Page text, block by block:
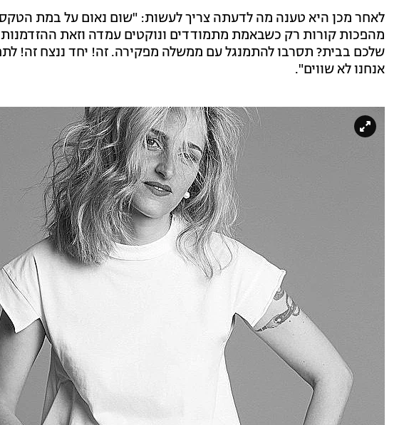
לאחר מכן היא טענה מה לדעתה צריך לעשות: "שום נאום על במת
מהפכות קורות רק כשבאמת מתמודדים ונוקטים עמדה וזאת
שלכם בבית? תסרבו להתמנגל עם ממשלה מפקירה. זה! יחד ננצח זה!
אנחנו לא שווים".